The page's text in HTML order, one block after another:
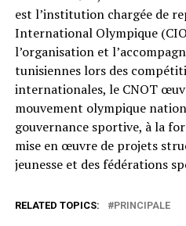
est l’institution chargée de
International Olympique
l’organisation et
tunisiennes lors des
internationales, le CNOT
mouvement olympique
gouvernance sportive, à la
mise en œuvre de projets
jeunesse et des fédérations
RELATED TOPICS: PRINCIPALE